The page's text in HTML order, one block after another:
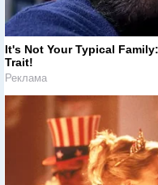
It's Not Your Typical
Trait!
Реклама